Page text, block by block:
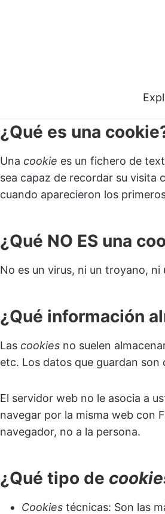
¿Qué es una
Una cookie es un fichero de
sea capaz de recordar su visita
cuando aparecieron los
¿Qué NO ES una
No es un virus, ni un troyano,
¿Qué información
Las cookies no suelen
etc. Los datos que guardan
El servidor web no le asocia a
navegar por la misma web con
navegador, no a la persona.
¿Qué tipo de
Cookies técnicas: Son las